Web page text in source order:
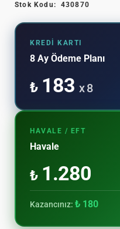
Stok Kodu: 430870
KREDI KARTI
8 Ay Ödeme Planı
₺183 x 8
HAVALE / EFT
Havale
₺1.280
Kazancınız: ₺ 180